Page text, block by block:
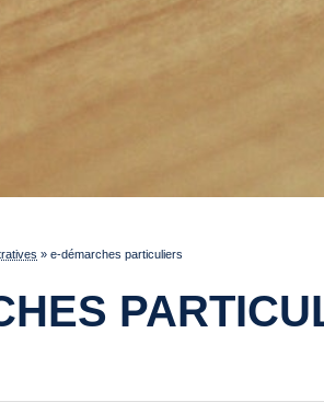
»e-démarches particuliers